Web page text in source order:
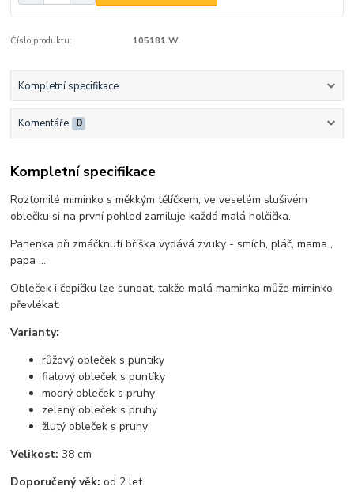
Číslo produktu: 105181 W
Kompletní specifikace
Komentáře 0
Kompletní specifikace
Roztomilé miminko s měkkým tělíčkem, ve veselém slušivém
oblečku si na první pohled zamiluje každá malá holčička.
Panenka při zmáčknutí bříška vydává zvuky - smích, pláč, mama ,
papa ...
Obleček i čepičku lze sundat, takže malá maminka může miminko
převlékat.
Varianty:
růžový obleček s puntíky
fialový obleček s puntíky
modrý obleček s pruhy
zelený obleček s pruhy
žlutý obleček s pruhy
Velikost: 38 cm
Doporučený věk: od 2 let